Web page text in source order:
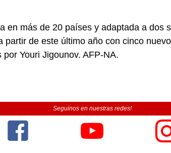
en más de 20 países y adaptada a dos
partir de este último año con cinco
Youri Jigounov. AFP-NA.
Seguinos en nuestras redes!